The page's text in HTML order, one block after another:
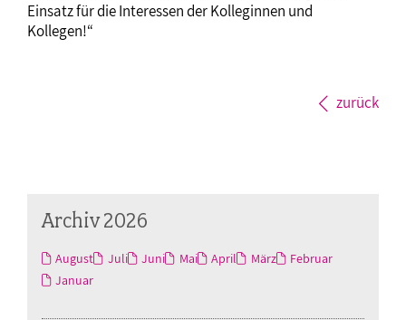
Einsatz für die Interessen der Kolleginnen und
Kollegen!“
zurück
Archiv 2026
August Juli Juni Mai April März
Februar
Januar